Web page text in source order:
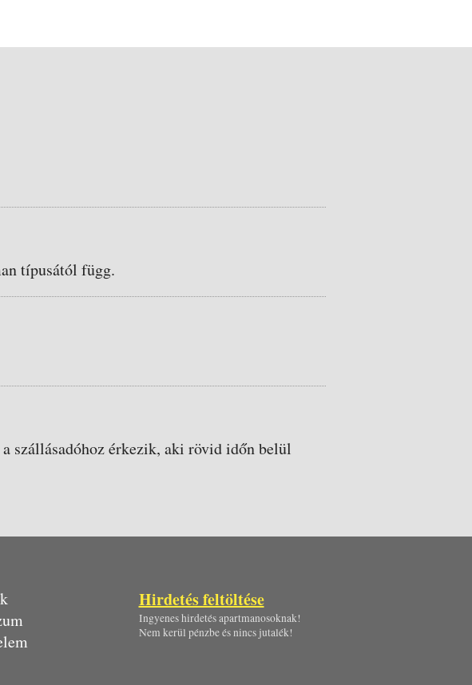
típusától függ.
szállásadóhoz érkezik, aki rövid időn belül
Hirdetés feltöltése
Ingyenes hirdetés apartmanosoknak!
Nem kerül pénzbe és nincs jutalék!